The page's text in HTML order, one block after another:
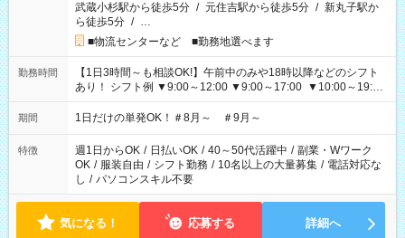
武蔵小杉駅から徒歩5分 / 元住吉駅から徒歩5分 / 新丸子駅か
ら徒歩5分 / …
■物流センターなど ■勤務地選べます
勤務時間
【1日3時間～も相談OK!】午前中のみや18時以降などのシフト
あり！ シフト例 ▼9:00～12:00 ▼9:00～17:00 ▼10:00～19:00
▼18:00～21:00
期間 1日だけの単発OK！＃8月～ ＃9月～
特徴 週1日からOK / 日払いOK / 40～50代活躍中 / 副業・Wワーク
OK / 服装自由 / シフト勤務 / 10名以上の大量募集 / 電話対応な
し / パソコンスキル不要
気になる！ 応募する 詳細へ